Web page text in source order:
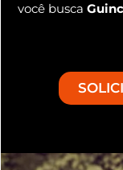
você busca